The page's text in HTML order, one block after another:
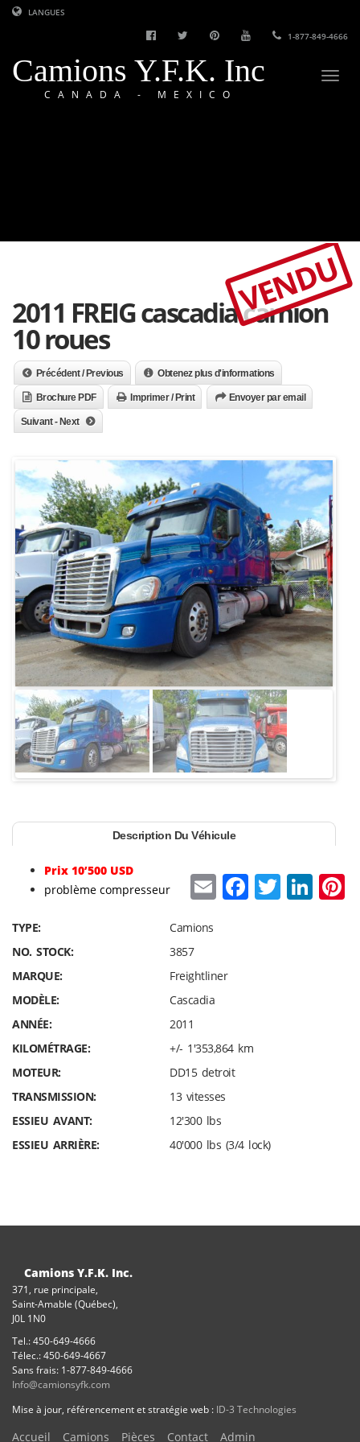
LANGUES
1-877-849-4666
Camions Y.F.K. Inc
CANADA - MEXICO
2011 FREIG cascadia camion
10 roues
VENDU
Précédent / Previous Obtenez plus d'informations
Brochure PDF Imprimer / Print Envoyer par email
Suivant - Next
Description Du Véhicule
Prix 10’500 USD
problème compresseur
E F
o
T Li
TYPE:
Camions
NO. STOCK:
3857
MARQUE:
Freightliner
MODÈLE:
Cascadia
ANNÉE:
2011
KILOMÉTRAGE:
+/- 1'353,864 km
MOTEUR:
DD15 detroit
TRANSMISSION:
13 vitesses
ESSIEU AVANT:
12'300 lbs
ESSIEU ARRIÈRE:
40'000 lbs (3/4 lock)
Camions Y.F.K. Inc.
371, rue principale,
Saint-Amable (Québec),
J0L 1N0
Tel.: 450-649-4666
Télec.: 450-649-4667
Sans frais: 1-877-849-4666
Info@camionsyfk.com
Mise à jour, référencement et stratégie web : ID-3 Technologies
Accueil Camions Pièces Contact Admin